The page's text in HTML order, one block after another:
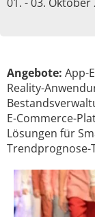
Angebote: App-
Reality-
E-Commerce-
Lösungen für
Trendprognose-